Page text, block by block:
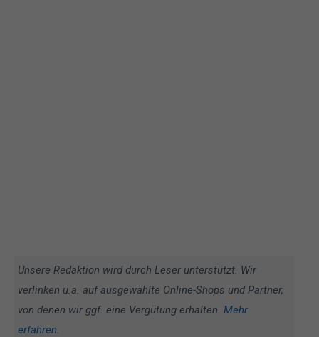
Unsere Redaktion wird durch Leser unterstützt. Wir
verlinken u.a. auf ausgewählte Online-Shops und Partner,
von denen wir ggf. eine Vergütung erhalten. Mehr
erfahren.